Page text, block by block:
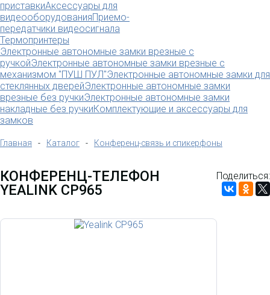
приставкиАксессуары для
видеооборудованияПриемо-
передатчики видеосигнала
Термопринтеры
Электронные автономные замки врезные с
ручкойЭлектронные автономные замки врезные с
механизмом "ПУШ ПУЛ"Электронные автономные замки для
стеклянных дверейЭлектронные автономные замки
врезные без ручкиЭлектронные автономные замки
накладные без ручкиКомплектующие и аксессуары для
замков
Главная - Каталог - Конференц-связь и спикерфоны
КОНФЕРЕНЦ-ТЕЛЕФОН
YEALINK CP965
Поделиться: